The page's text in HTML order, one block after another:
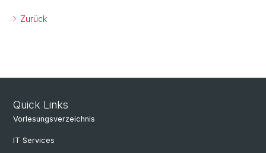
Zurück
Quick Links
Vorlesungsverzeichnis
IT Services